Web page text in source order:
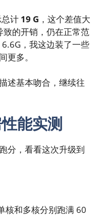
计 19 G ，这个差值大
致的开销，仍在正常范
，我这边装了一些
更多。
述基本吻合，继续往
能实测
分，看看这次升级到
核和多核分别跑满 60